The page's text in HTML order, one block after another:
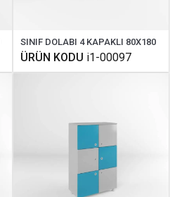
SINIF DOLABI 4 KAPAKLI 80X180
ÜRÜN KODU i1-00097